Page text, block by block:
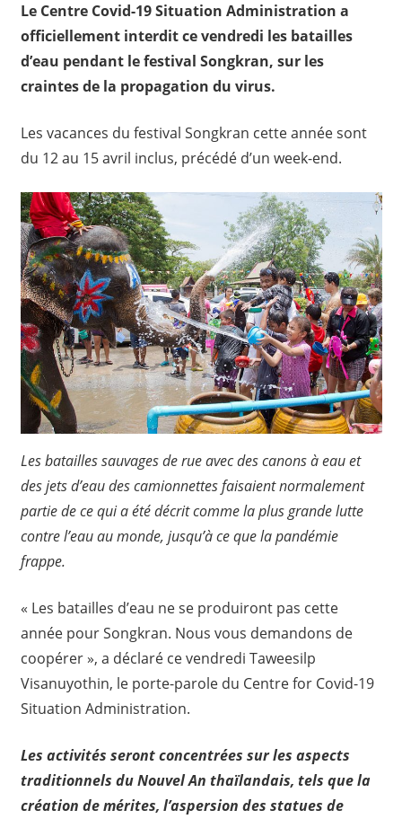
Le Centre Covid-19 Situation Administration a
officiellement interdit ce vendredi les batailles
d’eau pendant le festival Songkran, sur les
craintes de la propagation du virus.
Les vacances du festival Songkran cette année sont
du 12 au 15 avril inclus, précédé d’un week-end.
Les batailles sauvages de rue avec des canons à eau et
des jets d’eau des camionnettes faisaient normalement
partie de ce qui a été décrit comme la plus grande lutte
contre l’eau au monde, jusqu’à ce que la pandémie
frappe.
« Les batailles d’eau ne se produiront pas cette
année pour Songkran. Nous vous demandons de
coopérer », a déclaré ce vendredi Taweesilp
Visanuyothin, le porte-parole du Centre for Covid-19
Situation Administration.
Les activités seront concentrées sur les aspects
traditionnels du Nouvel An thaïlandais, tels que la
création de mérites, l’aspersion des statues de